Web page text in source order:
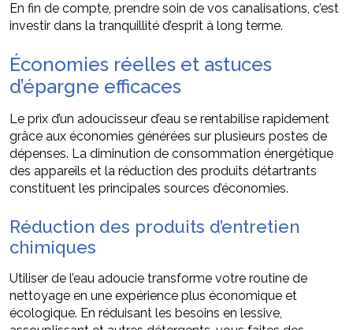
En fin de compte, prendre soin de vos canalisations, c’est
investir dans la tranquillité d’esprit à long terme.
Économies réelles et astuces
d’épargne efficaces
Le prix d’un adoucisseur d’eau se rentabilise rapidement
grâce aux économies générées sur plusieurs postes de
dépenses. La diminution de consommation énergétique
des appareils et la réduction des produits détartrants
constituent les principales sources d’économies.
Réduction des produits d’entretien
chimiques
Utiliser de l’eau adoucie transforme votre routine de
nettoyage en une expérience plus économique et
écologique. En réduisant les besoins en lessive,